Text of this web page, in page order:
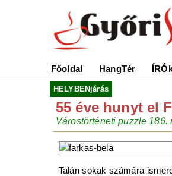
Főoldal HangTér
HELYBENjárás
55 éve hunyt el
Várostörténeti puzzle
Talán sokak számára